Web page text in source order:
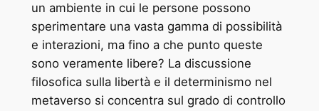
un ambiente in cui le persone possono
sperimentare una vasta gamma di possibilità
e interazioni, ma fino a che punto queste
sono veramente libere? La discussione
filosofica sulla libertà e il determinismo nel
metaverso si concentra sul grado di controllo